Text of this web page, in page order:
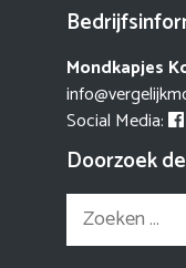
Mondkapjes
Social Media:
Doorzoek
Zoek
naar: